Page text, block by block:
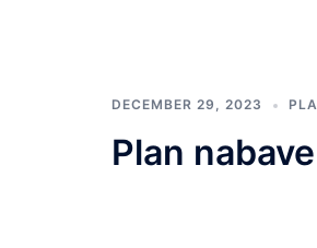
DECEMBER 29, 2023
Plan